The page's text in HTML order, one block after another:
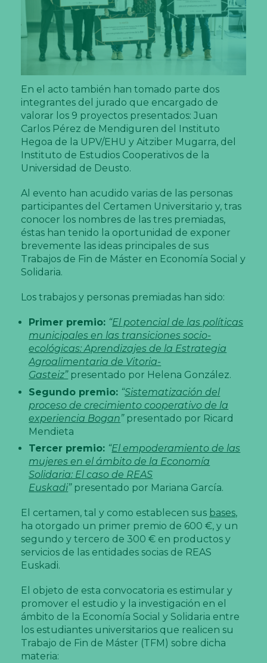
En el acto también han tomado parte dos
integrantes del jurado que encargado de
valorar los 9 proyectos presentados: Juan
Carlos Pérez de Mendiguren del Instituto
Hegoa de la UPV/EHU y Aitziber Mugarra, del
Instituto de Estudios Cooperativos de la
Universidad de Deusto.
Al evento han acudido varias de las personas
participantes del Certamen Universitario y, tras
conocer los nombres de las tres premiadas,
éstas han tenido la oportunidad de exponer
brevemente las ideas principales de sus
Trabajos de Fin de Máster en Economía Social y
Solidaria.
Los trabajos y personas premiadas han sido:
Primer premio: “El potencial de las políticas
municipales en las transiciones socio-
ecológicas: Aprendizajes de la Estrategia
Agroalimentaria de Vitoria-
Gasteiz”presentado por Helena González.
Segundo premio: “Sistematización del
proceso de crecimiento cooperativo de la
experiencia Bogan”presentado por Ricard
Mendieta
Tercer premio: “El empoderamiento de las
mujeres en el ámbito de la Economía
Solidaria: El caso de REAS
Euskadi”presentado por Mariana García.
El certamen, tal y como establecen sus bases,
ha otorgado un primer premio de 600 €, y un
segundo y tercero de 300 € en productos y
servicios de las entidades socias de REAS
Euskadi.
El objeto de esta convocatoria es estimular y
promover el estudio y la investigación en el
ámbito de la Economía Social y Solidaria entre
los estudiantes universitarios que realicen su
Trabajo de Fin de Máster (TFM) sobre dicha
materia: